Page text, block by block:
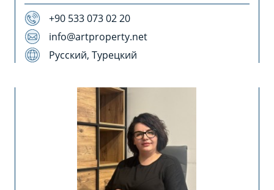
+90 533 073 02 20
info@artproperty.net
Русский, Турецкий